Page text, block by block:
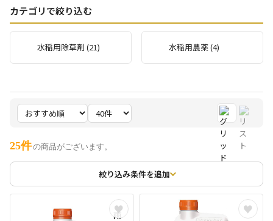
カテゴリで絞り込む
水稲用除草剤 (21) 水稲用農薬 (4)
25件の商品がございます。
絞り込み条件を追加